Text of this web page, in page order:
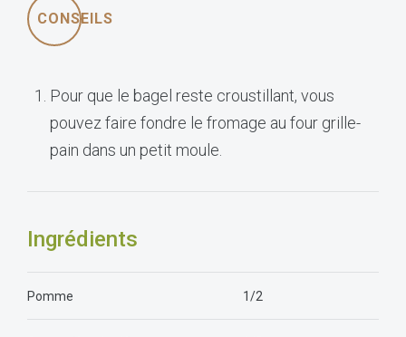
CONSEILS
Pour que le bagel reste croustillant, vous
pouvez faire fondre le fromage au four grille-
pain dans un petit moule.
Ingrédients
Pomme 1/2